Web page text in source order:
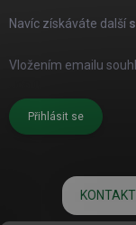
Navíc získáváte další
Vložením emailu
Přihlásit se
KONTAKT